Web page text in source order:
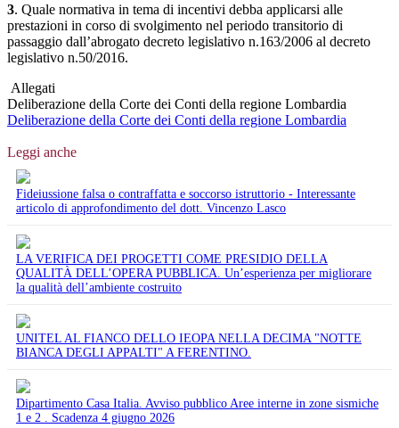
3. Quale normativa in tema di incentivi debba applicarsi alle
prestazioni in corso di svolgimento nel periodo transitorio di
passaggio dall’abrogato decreto legislativo n.163/2006 al decreto
legislativo n.50/2016.
Allegati
Deliberazione della Corte dei Conti della regione Lombardia
Deliberazione della Corte dei Conti della regione Lombardia
Leggi anche
Fideiussione falsa o contraffatta e soccorso istruttorio - Interessante
articolo di approfondimento del dott. Vincenzo Lasco
LA VERIFICA DEI PROGETTI COME PRESIDIO DELLA
QUALITÀ DELL’OPERA PUBBLICA. Un’esperienza per migliorare
la qualità dell’ambiente costruito
UNITEL AL FIANCO DELLO IEOPA NELLA DECIMA "NOTTE
BIANCA DEGLI APPALTI" A FERENTINO.
Dipartimento Casa Italia. Avviso pubblico Aree interne in zone sismiche
1 e 2 . Scadenza 4 giugno 2026